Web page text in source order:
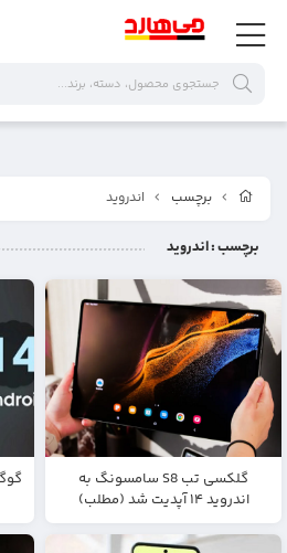
برچسب اندروید
برچسب: اندروید
گلکسی تب S8 سامسونگ به
اندروید ۱۴ آپدیت شد (مطلب)